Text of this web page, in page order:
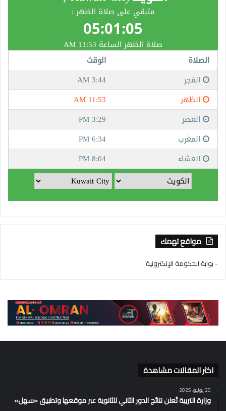
مواقع تهمك
- بوابة الحكومة الإلكترونية
اكثر المقالات مشاهدة
20 يوليو، 2025
وزارة التربية تُعلن نتائج الدور الثاني للثانوية عبر موقعها وتطبيق «سهل»